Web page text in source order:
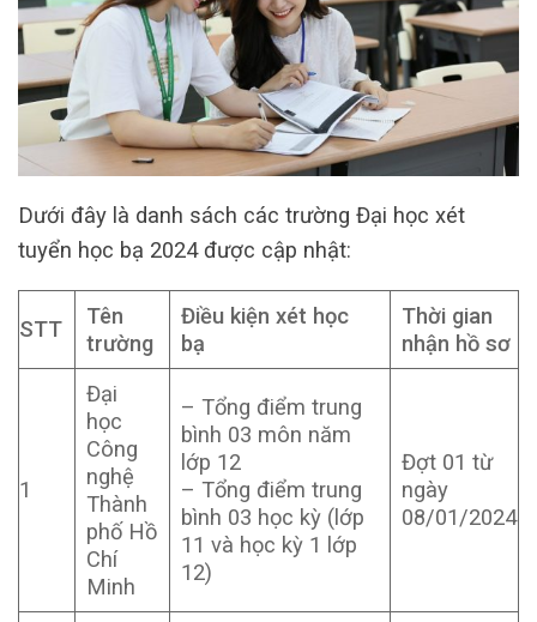
Dưới đây là danh sách các trường Đại học xét
tuyển học bạ 2024 được cập nhật:
STT
Tên
trường
Điều kiện xét học
bạ
Thời gian
nhận hồ sơ
1
Đại
học
Công
nghệ
Thành
phố Hồ
Chí
Minh
– Tổng điểm trung
bình 03 môn năm
lớp 12
– Tổng điểm trung
bình 03 học kỳ (lớp
11 và học kỳ 1 lớp
12)
Đợt 01 từ
ngày
08/01/2024